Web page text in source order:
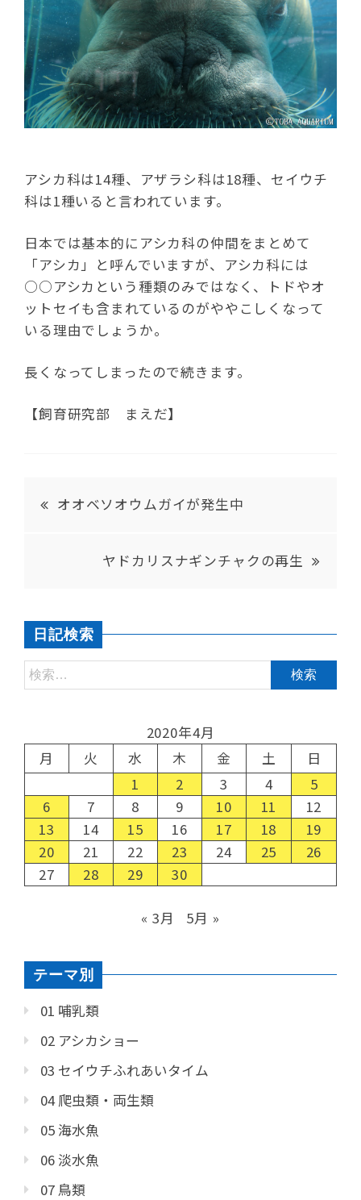
アシカ科は14種、アザラシ科は18種、セイウチ
科は1種いると言われています。
日本では基本的にアシカ科の仲間をまとめて
「アシカ」と呼んでいますが、アシカ科には
○○アシカという種類のみではなく、トドやオ
ットセイも含まれているのがややこしくなって
いる理由でしょうか。
長くなってしまったので続きます。
【飼育研究部 まえだ】
オオベソオウムガイが発生中
ヤドカリスナギンチャクの再生
日記検索
2020年4月
月
火 水 木 金 土
日
1
2 3 4
5
6
7 8 9 10 11
12
13
14 15 16 17 18
19
20
21 22 23 24 25
26
27
28 29 30
« 3月 5月 »
テーマ別
01 哺乳類
02 アシカショー
03 セイウチふれあいタイム
04 爬虫類・両生類
05 海水魚
06 淡水魚
07 鳥類